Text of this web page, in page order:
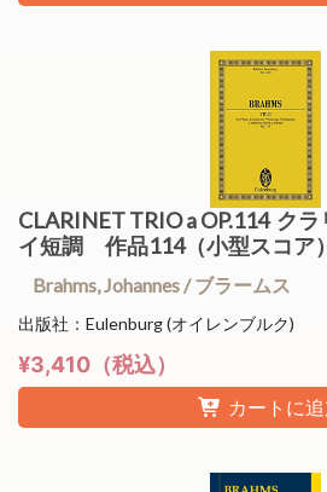
CLARINET TRIO a OP.114 ク
イ短調 作品114（小型スコア
Brahms, Johannes / ブラームス
出版社：Eulenburg (オイレンブルク)
¥3,410（税込）
カートに